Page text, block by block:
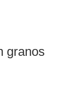
granos